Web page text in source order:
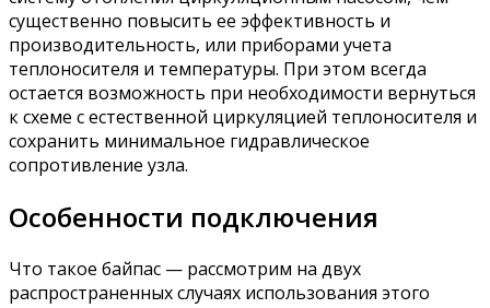
существенно повысить ее эффективность и
производительность, или приборами учета
теплоносителя и температуры. При этом всегда
остается возможность при необходимости вернуться
к схеме с естественной циркуляцией теплоносителя и
сохранить минимальное гидравлическое
сопротивление узла.
Особенности подключения
Что такое байпас — рассмотрим на двух
распространенных случаях использования этого